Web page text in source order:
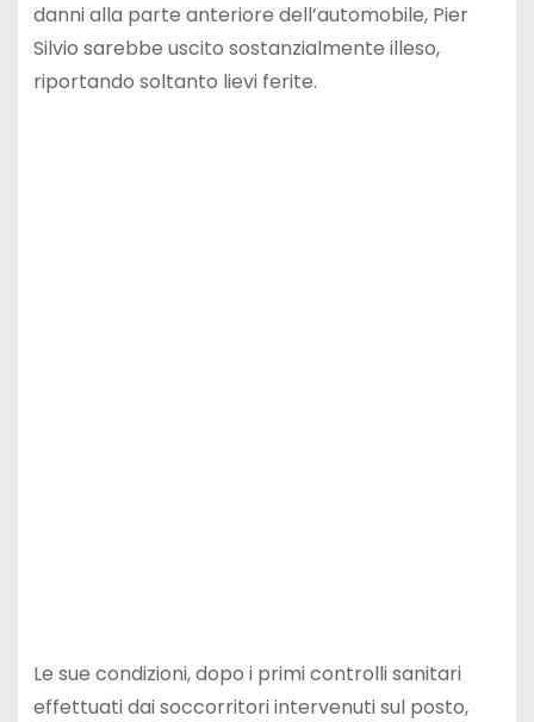
danni alla parte anteriore dell’automobile, Pier
Silvio sarebbe uscito sostanzialmente illeso,
riportando soltanto lievi ferite.
Le sue condizioni, dopo i primi controlli sanitari
effettuati dai soccorritori intervenuti sul posto,